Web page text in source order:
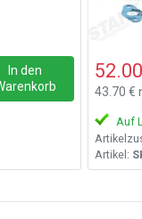
In den
43.70 €
Auf
Artikel: